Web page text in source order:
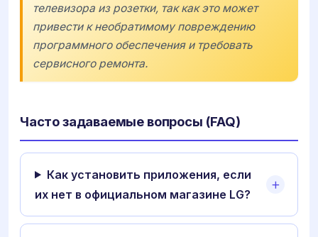
телевизора из розетки, так как это может
привести к необратимому повреждению
программного обеспечения и требовать
сервисного ремонта.
Часто задаваемые вопросы (FAQ)
Как установить приложения, если
их нет в официальном магазине LG?